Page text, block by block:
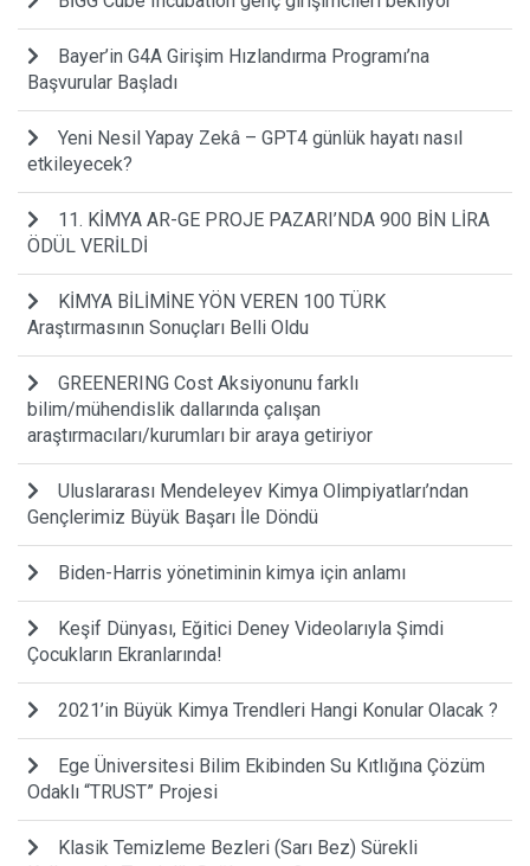
Bayer’in G4A Girişim Hızlandırma Programı’na
Başvurular Başladı
Yeni Nesil Yapay Zekâ – GPT4 günlük hayatı nasıl
etkileyecek?
11. KİMYA AR-GE PROJE PAZARI’NDA 900 BİN LİRA
ÖDÜL VERİLDİ
KİMYA BİLİMİNE YÖN VEREN 100 TÜRK
Araştırmasının Sonuçları Belli Oldu
GREENERING Cost Aksiyonunu farklı
bilim/mühendislik dallarında çalışan
araştırmacıları/kurumları bir araya getiriyor
Uluslararası Mendeleyev Kimya Olimpiyatları’ndan
Gençlerimiz Büyük Başarı İle Döndü
Biden-Harris yönetiminin kimya için anlamı
Keşif Dünyası, Eğitici Deney Videolarıyla Şimdi
Çocukların Ekranlarında!
2021’in Büyük Kimya Trendleri Hangi Konular Olacak ?
Ege Üniversitesi Bilim Ekibinden Su Kıtlığına Çözüm
Odaklı “TRUST” Projesi
Klasik Temizleme Bezleri (Sarı Bez) Sürekli